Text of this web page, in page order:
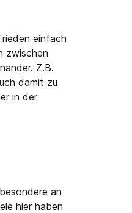
einfach
zwischen
Z.B.
damit zu
in der
an
hier haben